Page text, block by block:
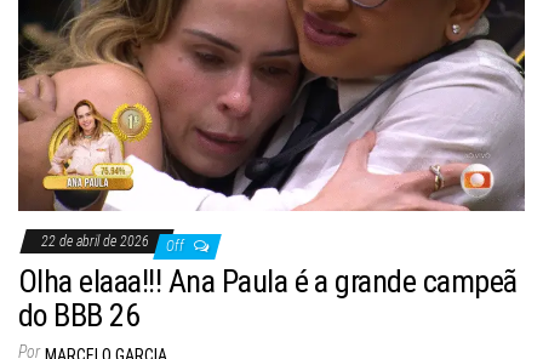
22 de abril de 2026 Off
Olha elaaa!!! Ana Paula é a grande campeã
do BBB 26
Por MARCELO GARCIA